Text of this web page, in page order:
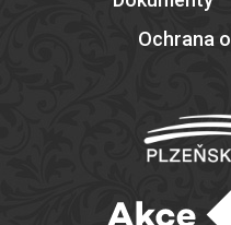
Ochrana